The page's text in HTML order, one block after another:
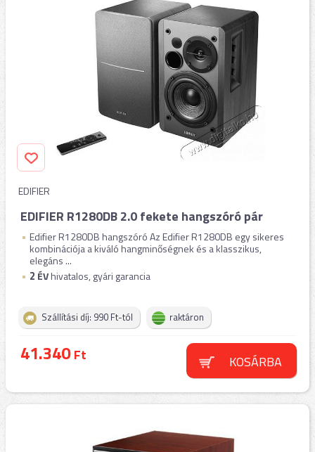
EDIFIER
EDIFIER R1280DB 2.0 fekete hangszóró pár
Edifier R1280DB hangszóró Az Edifier R1280DB egy sikeres
kombinációja a kiváló hangminőségnek és a klasszikus,
elegáns ...
2 ÉVhivatalos, gyári garancia
Szállítási díj: 990 Ft-tól raktáron
41.340Ft KOSÁRBA